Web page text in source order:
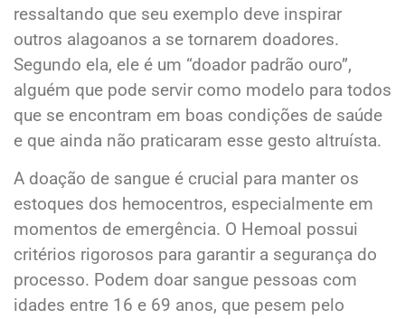
ressaltando que seu exemplo deve inspirar
outros alagoanos a se tornarem doadores.
Segundo ela, ele é um “doador padrão ouro”,
alguém que pode servir como modelo para todos
que se encontram em boas condições de saúde
e que ainda não praticaram esse gesto altruísta.
A doação de sangue é crucial para manter os
estoques dos hemocentros, especialmente em
momentos de emergência. O Hemoal possui
critérios rigorosos para garantir a segurança do
processo. Podem doar sangue pessoas com
idades entre 16 e 69 anos, que pesem pelo